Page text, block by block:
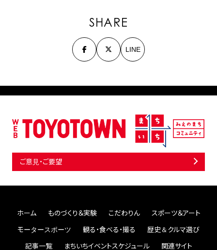
SHARE
LINE
ご意見・ご要望
ホーム ものづくり＆実験 こだわりん
スポーツ＆アート
モータースポーツ
観る・食べる・撮る
歴史＆クルマ選び
記事一覧
まちいちイベントスケジュール 関連サイト